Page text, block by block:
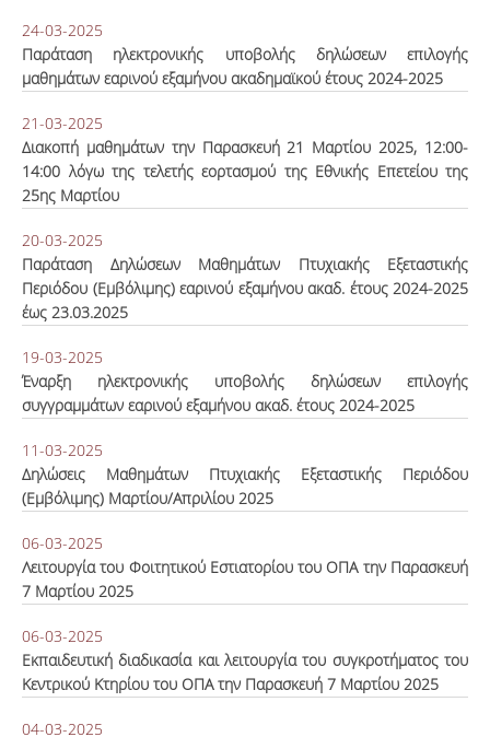
24-03-2025
Παράταση ηλεκτρονικής υποβολής δηλώσεων επιλογής
μαθημάτων εαρινού εξαμήνου ακαδημαϊκού έτους 2024-2025
21-03-2025
Διακοπή μαθημάτων την Παρασκευή 21 Μαρτίου 2025, 12:00-
14:00 λόγω της τελετής εορτασμού της Εθνικής Επετείου της
25ης Μαρτίου
20-03-2025
Παράταση Δηλώσεων Μαθημάτων Πτυχιακής Εξεταστικής
Περιόδου (Εμβόλιμης) εαρινού εξαμήνου ακαδ. έτους 2024-2025
έως 23.03.2025
19-03-2025
Έναρξη ηλεκτρονικής υποβολής δηλώσεων επιλογής
συγγραμμάτων εαρινού εξαμήνου ακαδ. έτους 2024-2025
11-03-2025
Δηλώσεις Μαθημάτων Πτυχιακής Εξεταστικής Περιόδου
(Εμβόλιμης) Μαρτίου/Απριλίου 2025
06-03-2025
Λειτουργία του Φοιτητικού Εστιατορίου του ΟΠΑ την Παρασκευή
7 Μαρτίου 2025
06-03-2025
Εκπαιδευτική διαδικασία και λειτουργία του συγκροτήματος του
Κεντρικού Κτηρίου του ΟΠΑ την Παρασκευή 7 Μαρτίου 2025
04-03-2025